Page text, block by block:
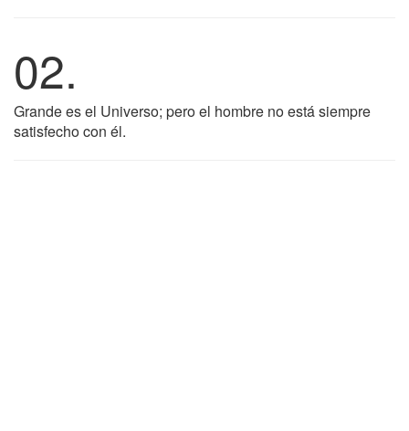
02.
Grande es el Universo; pero el hombre no está siempre
satisfecho con él.